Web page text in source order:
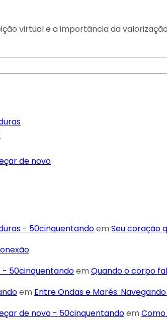
virtual e a importância da
de novo
- 50cinquentandoemSeu coração
- 50cinquentandoemQuando o corpo
em Entre Ondas e Marés:
de novo - 50cinquentandoem